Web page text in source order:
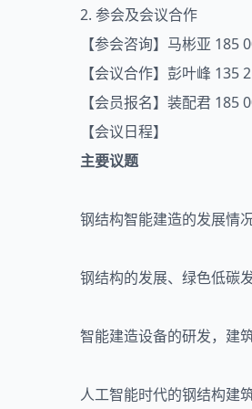
2. 参会及会议合作
【参会咨询】马彬亚 185
【会议合作】彭叶峰 135
【会员报名】装配君 185
【会议日程】
主要议题
钢结构智能建造的发展情
钢结构的发展、绿色低碳
智能建造设备的研发，建
人工智能时代的钢结构建